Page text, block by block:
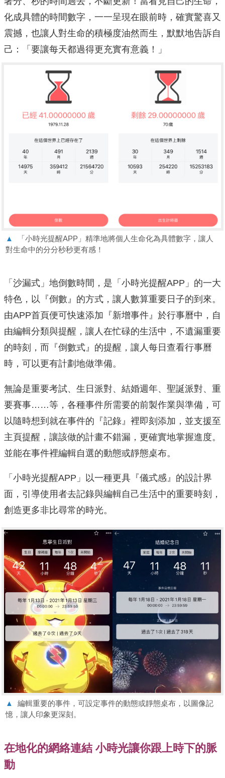
化成具體的時間數字，一一呈現在眼前時，確實驚喜又
震撼，也讓人對生命的積極度油然而生，默默地告訴自
己：「要讓每天都過得更充實有意義！」
▲
「小時光提醒APP」精準地將個人生命化為具體數字，讓人
對生命中的分分秒秒更有感！
「沙漏式」地倒數時間，是「小時光提醒APP」的一大
特色，以『倒數』的方式，讓人數算重要日子的到來。
由APP首頁便可快速添加『新增事件』於行事曆中，自
由編輯分類與提醒，讓人在忙碌的生活中，不遺漏重要
的時刻，而『倒數式』的提醒，讓人每日查看行事曆
時，可以更有計劃地做準備。
無論是重要考試、生日派對、結婚週年、聖誕派對、重
要賽事……等，各種事件所需要的前製作業與準備，可
以隨時想到就在事件的『記錄』裡即刻添加，並支援至
主頁提醒，讓該做的計畫不錯漏，更確實地掌握進度。
並能在事件裡編輯自選的動態或靜態桌布。
「小時光提醒APP」以一種更具『儀式感』的設計界
面，引導使用者去記錄與編輯自己生活中的重要時刻，
創造更多非比尋常的時光。
▲
編輯重要的事件，可設定事件的動態或靜態桌布，以圖像記
憶，讓人印象更深刻。
在地化的網絡連結 小時光讓你跟上時下的脈
動